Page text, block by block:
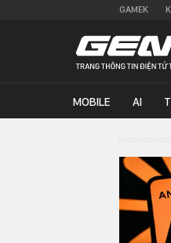
GAMEK
MOBILE AI